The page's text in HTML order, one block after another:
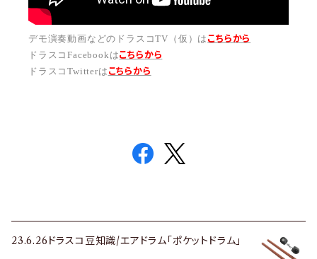
デモ演奏動画などのドラスコTV（仮）は こちらから
ドラスコFacebookはこちらから
ドラスコTwitterは こちらから
23.6.26ドラスコ豆知識/エアドラム「ポケットドラム」